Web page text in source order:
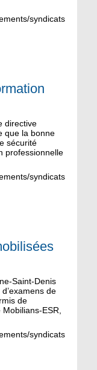
syndicats
directive
que la bonne
sécurité
professionnelle
syndicats
Saint-Denis
de
de
ESR,
syndicats